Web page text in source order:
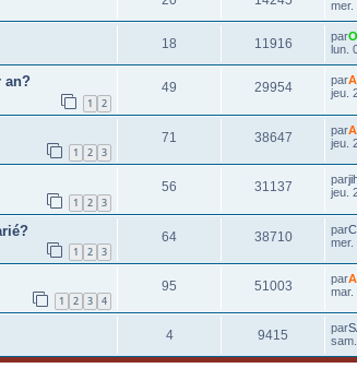
mer.
18 11916 par
lun.
an?
1 2
49 29954 par
jeu.
1 2 3
71 38647 par
jeu.
1 2 3
56 31137 par
jeu.
1 2 3
64 38710 par
mer.
1 2 3 4
95 51003 par
mar.
4 9415 par